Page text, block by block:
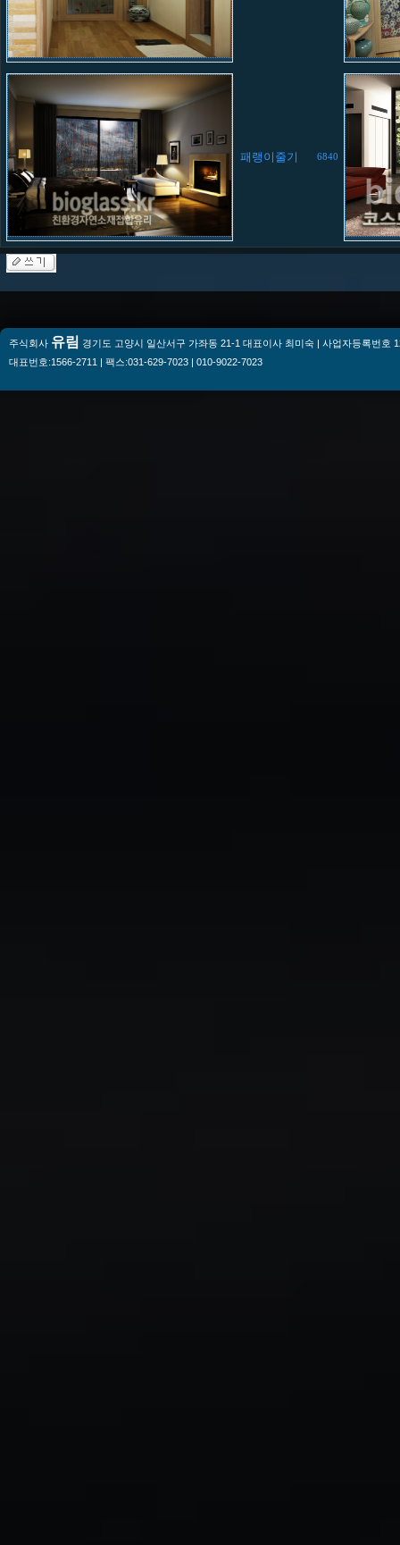
패랭이줄기 6840
주식회사 유림 경기도 고양시 일산서구 가좌동 21-1 대표이사 최미숙 | 사업자등록번호
대표번호:1566-2711 | 팩스:031-629-7023 | 010-9022-7023